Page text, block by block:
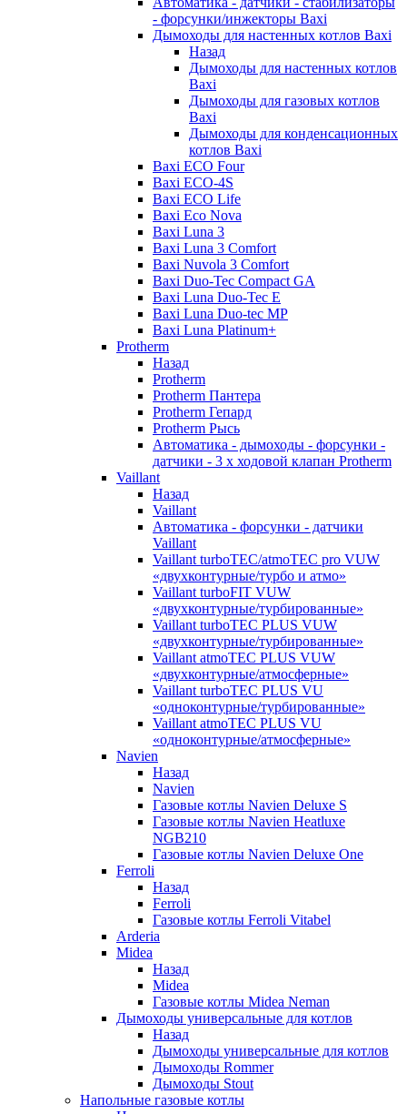
- форсунки/инжекторы Baxi
Дымоходы для настенных котлов Baxi
Назад
Дымоходы для настенных котлов
Baxi
Дымоходы для газовых котлов
Baxi
Дымоходы для конденсационных
котлов Baxi
Baxi ECO Four
Baxi ECO-4S
Baxi ECO Life
Baxi Eco Nova
Baxi Luna 3
Baxi Luna 3 Comfort
Baxi Nuvola 3 Comfort
Baxi Duo-Tec Compact GA
Baxi Luna Duo-Tec E
Baxi Luna Duo-tec MP
Baxi Luna Platinum+
Protherm
Назад
Protherm
Protherm Пантера
Protherm Гепард
Protherm Рысь
Автоматика - дымоходы - форсунки -
датчики - 3 х ходовой клапан Protherm
Vaillant
Назад
Vaillant
Автоматика - форсунки - датчики
Vaillant
Vaillant turboTEC/atmoTEC pro VUW
«двухконтурные/турбо и атмо»
Vaillant turboFIT VUW
«двухконтурные/турбированные»
Vaillant turboTEC PLUS VUW
«двухконтурные/турбированные»
Vaillant atmoTEC PLUS VUW
«двухконтурные/атмосферные»
Vaillant turboTEC PLUS VU
«одноконтурные/турбированные»
Vaillant atmoTEC PLUS VU
«одноконтурные/атмосферные»
Navien
Назад
Navien
Газовые котлы Navien Deluxe S
Газовые котлы Navien Heatluxe
NGB210
Газовые котлы Navien Deluxe One
Ferroli
Назад
Ferroli
Газовые котлы Ferroli Vitabel
Arderia
Midea
Назад
Midea
Газовые котлы Midea Neman
Дымоходы универсальные для котлов
Назад
Дымоходы универсальные для котлов
Дымоходы Rommer
Дымоходы Stout
Напольные газовые котлы